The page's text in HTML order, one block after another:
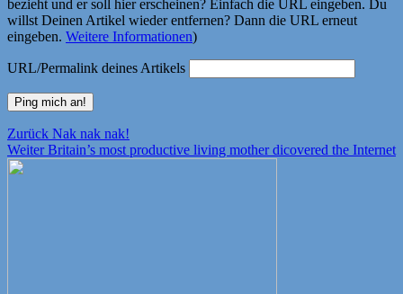
bezieht und er soll hier erscheinen? Einfach die URL eingeben. Du
willst Deinen Artikel wieder entfernen? Dann die URL erneut
eingeben. Weitere Informationen)
URL/Permalink deines Artikels
Beitragsnavigation
Zurück Vorheriger
Beitrag:
Nak nak nak!
Weiter Nächster
Britain’s most productive living mother dicovered the Internet